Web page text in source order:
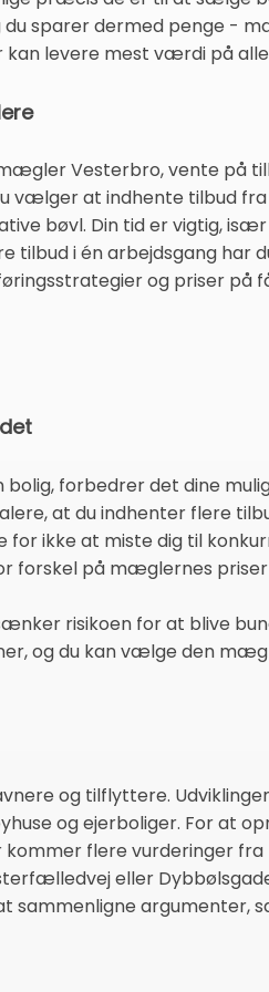
sparer dermed penge -
kan levere mest værdi på
Vesterbro, vente på
vælger at indhente tilbud
bøvl. Din tid er vigtig,
tilbud i én arbejdsgang har
og priser på
forbedrer det dine
at du indhenter flere
ikke at miste dig til
forskel på mæglernes priser
risikoen for at blive
og du kan vælge den
og tilflyttere.
og ejerboliger. For at
flere vurderinger
eller
sammenligne argumenter,